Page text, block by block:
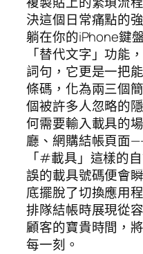
決這個日常痛點的
躺在你的iPhone鍵
「替代文字」功能
詞句，它更是一把
條碼，化為兩三個
個被許多人忽略的
何需要輸入載具的
廳、網購結帳頁面
「#載具」這樣的
誤的載具號碼便會
底擺脫了切換應用
排隊結帳時展現從
顧客的寶貴時間，
每一刻。